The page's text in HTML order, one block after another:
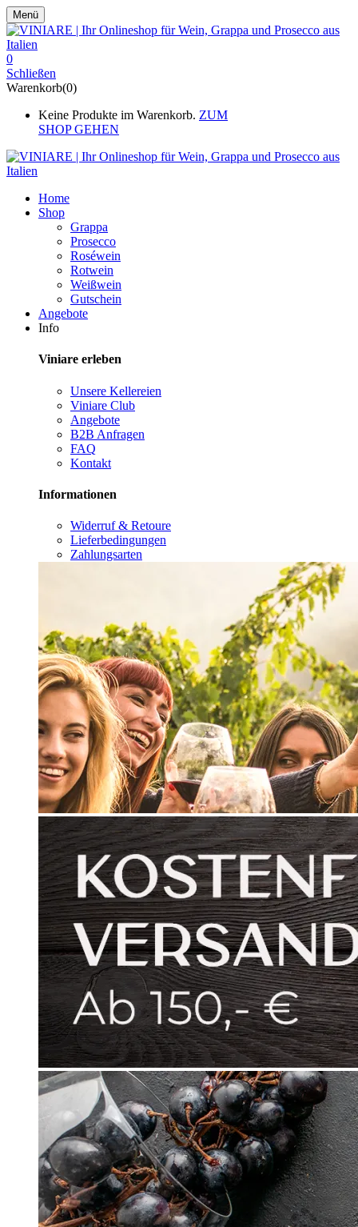
Menü
0
Schließen
Warenkorb(0)
Keine Produkte im Warenkorb. ZUM
SHOP GEHEN
Home
Shop
Grappa
Prosecco
Roséwein
Rotwein
Weißwein
Gutschein
Angebote
Info
Viniare erleben
Unsere Kellereien
Viniare Club
Angebote
B2B Anfragen
FAQ
Kontakt
Informationen
Widerruf & Retoure
Lieferbedingungen
Zahlungsarten